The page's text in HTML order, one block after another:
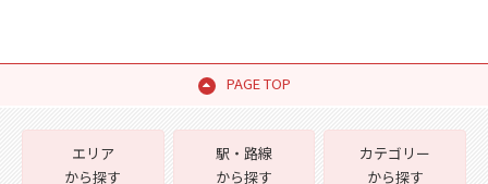
PAGE TOP
エリア
から探す
駅・路線
から探す
カテゴリー
から探す